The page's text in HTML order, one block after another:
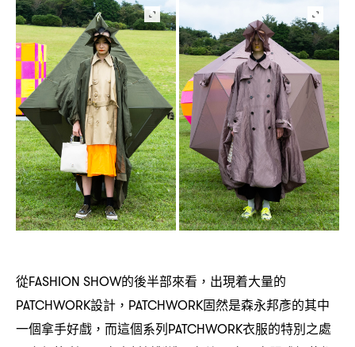
從FASHION SHOW的後半部來看 ， 出現着大量的
PATCHWORK設計 ，PATCHWORK固然是森永邦彥的其中
一個拿手好戲 ， 而這個系列PATCHWORK衣服的特別之處